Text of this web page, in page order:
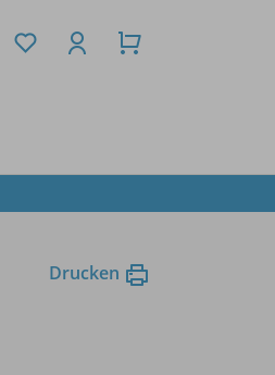
Drucken